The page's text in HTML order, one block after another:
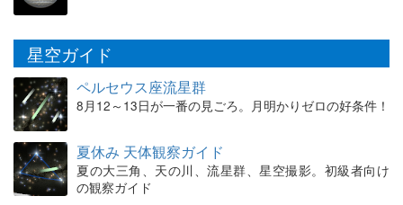
星空ガイド
ペルセウス座流星群
8月12～13日が一番の見ごろ。月明かりゼロの好条件！
夏休み 天体観察ガイド
夏の大三角、天の川、流星群、星空撮影。初級者向け
の観察ガイド